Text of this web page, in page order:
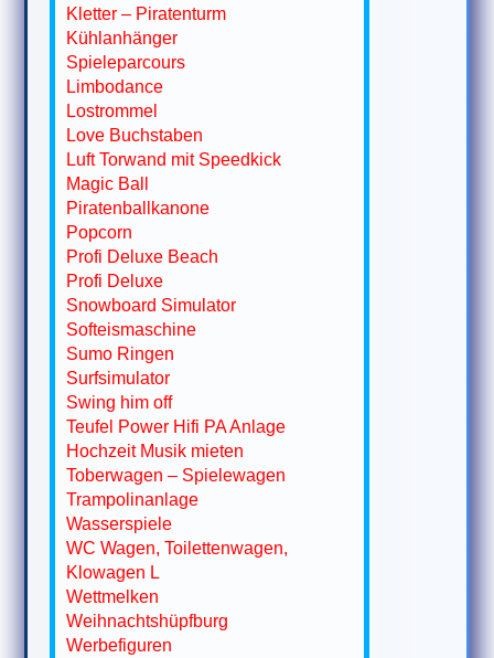
Kletter – Piratenturm
Kühlanhänger
Spieleparcours
Limbodance
Lostrommel
Love Buchstaben
Luft Torwand mit Speedkick
Magic Ball
Piratenballkanone
Popcorn
Profi Deluxe Beach
Profi Deluxe
Snowboard Simulator
Softeismaschine
Sumo Ringen
Surfsimulator
Swing him off
Teufel Power Hifi PA Anlage
Hochzeit Musik mieten
Toberwagen – Spielewagen
Trampolinanlage
Wasserspiele
WC Wagen, Toilettenwagen,
Klowagen L
Wettmelken
Weihnachtshüpfburg
Werbefiguren